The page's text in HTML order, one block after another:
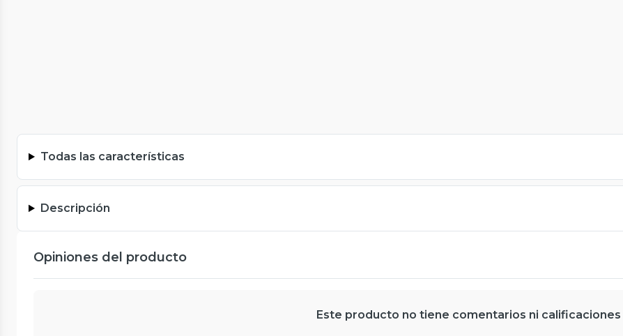
Todas las características
Descripción
Opiniones del producto
Este producto no tiene comentarios ni calificaciones